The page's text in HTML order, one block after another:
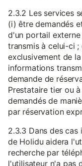
2.3.2 Les services
(i) être demandés
d'un portail
transmis à celui-ci ;
exclusivement de
informations
demande de
Prestataire tier ou
demandés de
par réservation
2.3.3 Dans des
de Holidu aidera
recherche par
l'utilisateur n'a pas